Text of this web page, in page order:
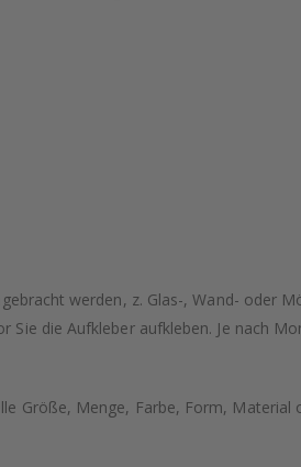
werden, z. Glas-, Wand- oder
Sie die Aufkleber aufkleben. Je nach
Größe, Menge, Farbe, Form,